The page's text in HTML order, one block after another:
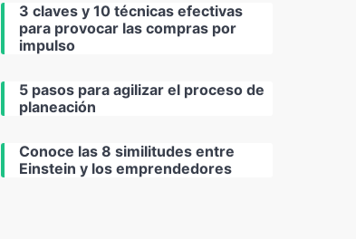
3 claves y 10 técnicas efectivas
para provocar las compras por
impulso
5 pasos para agilizar el proceso de
planeación
Conoce las 8 similitudes entre
Einstein y los emprendedores